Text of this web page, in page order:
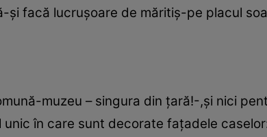
şi facă lucruşoare de măritiş-pe placul
muzeu – singura din ţară!-,şi nici
în care sunt decorate faţadele